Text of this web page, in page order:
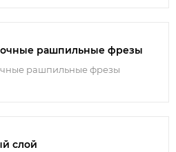
рашпильные фрезы
рашпильные фрезы
слой